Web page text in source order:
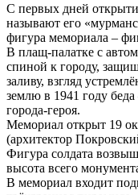
С первых дней
называют его
фигура мемориала –
В плащ-палатке с
спиной к городу,
заливу, взгляд
землю в 1941 году
города-героя.
Мемориал открыт 19
(архитектор
Фигура солдата
высота всего
В мемориал входит